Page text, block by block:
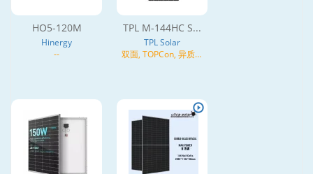
HO5-120M
Hinergy
--
TPL M-144HC S...
TPL Solar
双面, TOPCon, 异质结